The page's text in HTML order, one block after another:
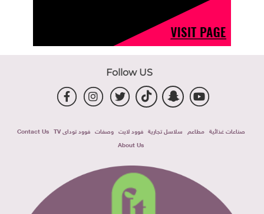
Follow US
صناعات غذائية مطاعم سلاسل تجارية فوود لايت وصفات فوود توداى TV
Contact Us
About Us